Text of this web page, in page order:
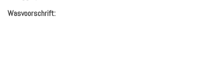
Wasvoorschrift: